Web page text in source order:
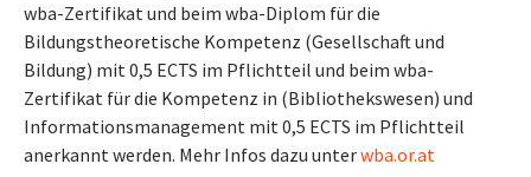
wba-Zertifikat und beim wba-Diplom für die
Bildungstheoretische Kompetenz (Gesellschaft und
Bildung) mit 0,5 ECTS im Pflichtteil und beim wba-
Zertifikat für die Kompetenz in (Bibliothekswesen) und
Informationsmanagement mit 0,5 ECTS im Pflichtteil
anerkannt werden. Mehr Infos dazu unterwba.or.at